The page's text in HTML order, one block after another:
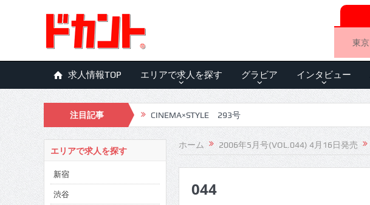
東京
求人情報TOP エリアで求人を探す グラビア インタビュー
注目記事 CINEMA×STYLE 293号
CINEMA×STYLE 292号
CINEMA×STYLE 291号
CINEMA×STYLE 290号
ホーム 2006年5月号(VOL.044) 4月16日発売
044
エリアで求人を探す
新宿
渋谷